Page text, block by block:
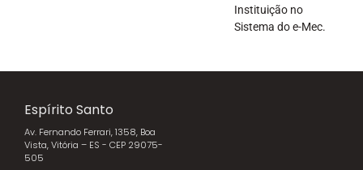
Instituição no
Sistema do e-Mec.
Espírito Santo
Av. Fernando Ferrari, 1358, Boa
Vista, Vitória – ES - CEP 29075-
505